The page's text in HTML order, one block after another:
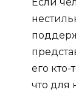
его
что для